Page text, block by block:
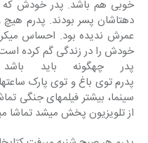
از تلویزیون پخش می‎شد تماشا می‎کردیم و باهم حرف می‎زدیم.